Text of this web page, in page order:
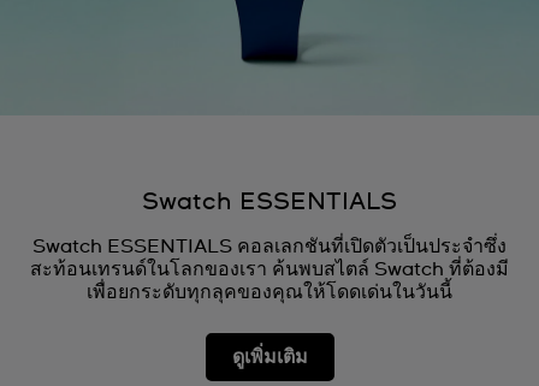
Swatch ESSENTIALS
Swatch ESSENTIALS คอลเลกชันที่เปิดตัวเป็นประจำซึ่ง
สะท้อนเทรนด์ในโลกของเรา ค้นพบสไตล์ Swatch ที่ต้องมี
เพื่อยกระดับทุกลุคของคุณให้โดดเด่นในวันนี้
ดูเพิ่มเติม